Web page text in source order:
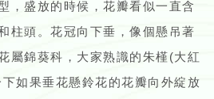
，盛放的時候，花瓣看似一直含
柱頭。花冠向下垂，像個懸吊著
屬錦葵科，大家熟識的朱槿(大紅
如果垂花懸鈴花的花瓣向外綻放